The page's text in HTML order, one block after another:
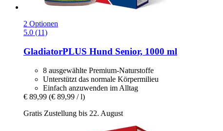
2 Optionen
5.0 (11)
GladiatorPLUS Hund Senior, 1000 ml
8 ausgewählte Premium-Naturstoffe
Unterstützt das normale Körpermilieu
Einfach anzuwenden im Alltag
€ 89,99 (€ 89,99 / l)
Gratis Zustellung bis 22. August